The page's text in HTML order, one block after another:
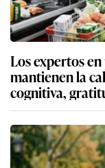
Los expertos
mantienen la
cognitiva,